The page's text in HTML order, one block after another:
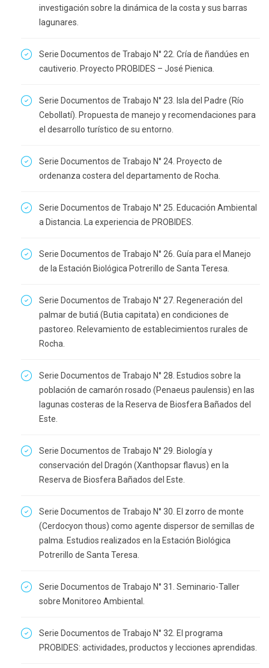
investigación sobre la dinámica de la costa y sus barras
lagunares.
Serie Documentos de Trabajo N° 22. Cría de ñandúes en
cautiverio. Proyecto PROBIDES – José Pienica.
Serie Documentos de Trabajo N° 23. Isla del Padre (Río
Cebollatí). Propuesta de manejo y recomendaciones para
el desarrollo turístico de su entorno.
Serie Documentos de Trabajo N° 24. Proyecto de
ordenanza costera del departamento de Rocha.
Serie Documentos de Trabajo N° 25. Educación Ambiental
a Distancia. La experiencia de PROBIDES.
Serie Documentos de Trabajo N° 26. Guía para el Manejo
de la Estación Biológica Potrerillo de Santa Teresa.
Serie Documentos de Trabajo N° 27. Regeneración del
palmar de butiá (Butia capitata) en condiciones de
pastoreo. Relevamiento de establecimientos rurales de
Rocha.
Serie Documentos de Trabajo N° 28. Estudios sobre la
población de camarón rosado (Penaeus paulensis) en las
lagunas costeras de la Reserva de Biosfera Bañados del
Este.
Serie Documentos de Trabajo N° 29. Biología y
conservación del Dragón (Xanthopsar flavus) en la
Reserva de Biosfera Bañados del Este.
Serie Documentos de Trabajo N° 30. El zorro de monte
(Cerdocyon thous) como agente dispersor de semillas de
palma. Estudios realizados en la Estación Biológica
Potrerillo de Santa Teresa.
Serie Documentos de Trabajo N° 31. Seminario-Taller
sobre Monitoreo Ambiental.
Serie Documentos de Trabajo N° 32. El programa
PROBIDES: actividades, productos y lecciones aprendidas.